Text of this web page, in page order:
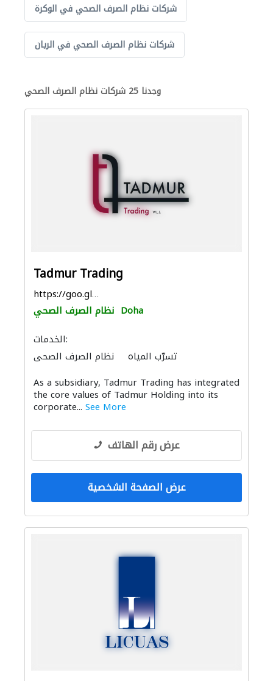
شركات نظام الصرف الصحي في الوكرة
شركات نظام الصرف الصحي في الريان
وجدنا 25 شركات نظام الصرف الصحي
Tadmur Trading
https://goo.gl/maps/HttMWSDF2FzX9CRg9
نظام الصرف الصحي Doha
الخدمات:
نظام الصرف الصحي
تسرّب المياه
موردو مواد البناء خزانات المياه
الأجهزة المنزلية التصميم المعماري
As a subsidiary, Tadmur Trading has integrated
the core values of Tadmur Holding into its
corporate... See More
عرض رقم الهاتف
عرض الصفحة الشخصية